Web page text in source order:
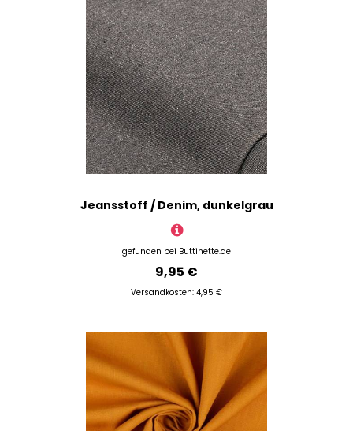
Jeansstoff / Denim, dunkelgrau
gefunden bei Buttinette.de
9,95 €
Versandkosten: 4,95 €